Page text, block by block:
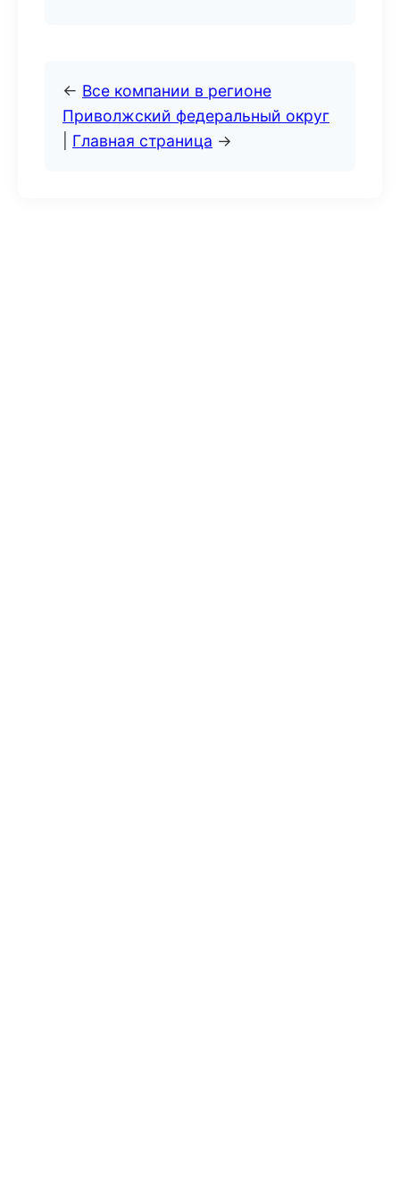
← Все компании в регионе
Приволжский федеральный округ
Главная страница →